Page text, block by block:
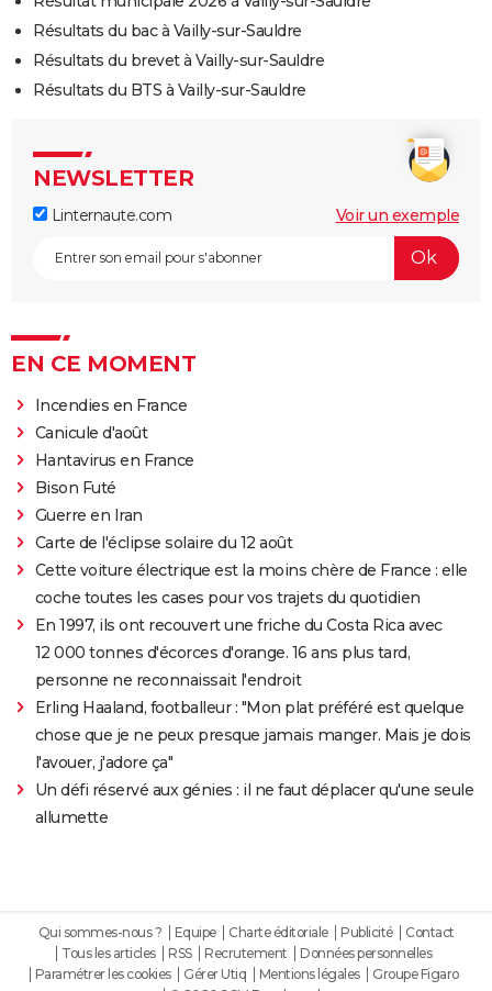
Résultats du bac à Vailly-sur-Sauldre
Résultats du brevet à Vailly-sur-Sauldre
Résultats du BTS à Vailly-sur-Sauldre
NEWSLETTER
Linternaute.com Voir un exemple
EN CE MOMENT
Incendies en France
Canicule d'août
Hantavirus en France
Bison Futé
Guerre en Iran
Carte de l'éclipse solaire du 12 août
Cette voiture électrique est la moins chère de France : elle
coche toutes les cases pour vos trajets du quotidien
En 1997, ils ont recouvert une friche du Costa Rica avec
12 000 tonnes d'écorces d'orange. 16 ans plus tard,
personne ne reconnaissait l'endroit
Erling Haaland, footballeur : "Mon plat préféré est quelque
chose que je ne peux presque jamais manger. Mais je dois
l'avouer, j'adore ça"
Un défi réservé aux génies : il ne faut déplacer qu'une seule
allumette
Qui sommes-nous ? Equipe Charte éditoriale Publicité
Contact
Tous les articles
RSS Recrutement
Données personnelles
Paramétrer les cookies
Gérer Utiq Mentions légales
Groupe Figaro